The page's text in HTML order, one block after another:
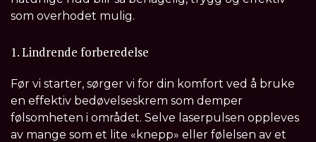
som overhodet mulig.
1. Lindrende forberedelse
Før vi starter, sørger vi for din komfort ved å bruke
en effektiv bedøvelseskrem som demper
følsomheten i området. Selve laserpulsen oppleves
av mange som et lite «knepp» eller følelsen av et